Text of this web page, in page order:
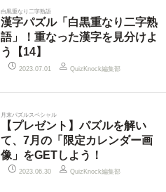
白黒重なり二字熟語
漢字パズル「白黒重なり二字熟
語」！重なった漢字を見分けよ
う【14】
2023.07.01 QuizKnock編集部
月末パズルスペシャル
【プレゼント】パズルを解い
て、7月の「限定カレンダー画
像」をGETしよう！
2023.06.30 QuizKnock編集部